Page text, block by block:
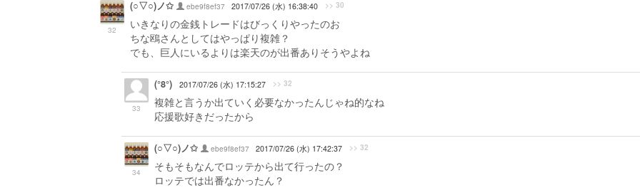
32
(○▽○)ノ✩ ebe9f8ef37 2017/07/26 (水) 16:38:40 >> 30
いきなりの金銭トレードはびっくりやったのお
ちな鴎さんとしてはやっぱり複雑？
でも、巨人にいるよりは楽天のが出番ありそうやよね
33
(°8°) 2017/07/26 (水) 17:15:27 >> 32
複雑と言うか出ていく必要なかったんじゃね的なね
応援歌好きだったから
34
(○▽○)ノ✩ ebe9f8ef37 2017/07/26 (水) 17:42:37 >> 32
そもそもなんでロッテから出て行ったの？
ロッテでは出番なかったん？